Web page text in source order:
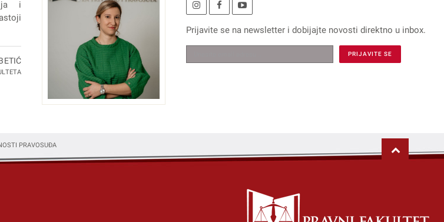
i
Prijavite se na newsletteri dobijajte novosti direktno u inbox.
PRAVOSUĐA